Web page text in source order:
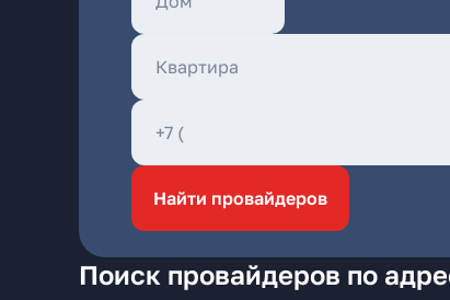
Найти провайдеров
Поиск провайдеров по